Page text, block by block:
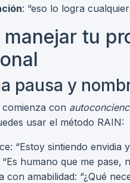
: “eso lo logra
manejar tu
pausa y
con
usar el método RAIN:
“Estoy sintiendo envidia
humano que me pase,
con amabilidad: “¿Qué